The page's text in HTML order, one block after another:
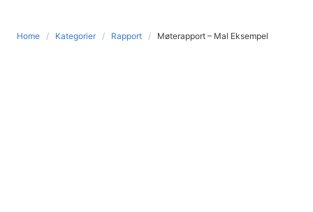
Home Kategorier Rapport Møterapport – Mal Eksempel